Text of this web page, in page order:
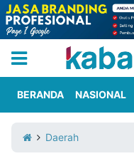
Iklan
Berita
Kami
BERANDA NASIONAL
Daerah